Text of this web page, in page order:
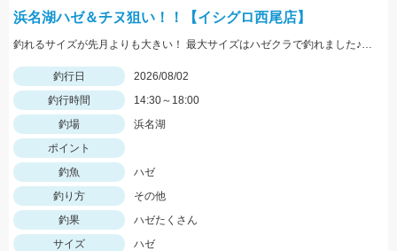
浜名湖ハゼ＆チヌ狙い！！【イシグロ西尾店】
釣れるサイズが先月よりも大きい！ 最大サイズはハゼクラで釣れました♪ 夕マヅメは一面ボイルだらけ！！果たして結果は...
釣行日
2026/08/02
釣行時間
14:30～18:00
釣場
浜名湖
ポイント
釣魚
ハゼ
釣り方
その他
釣果
ハゼたくさん
サイズ
ハゼ